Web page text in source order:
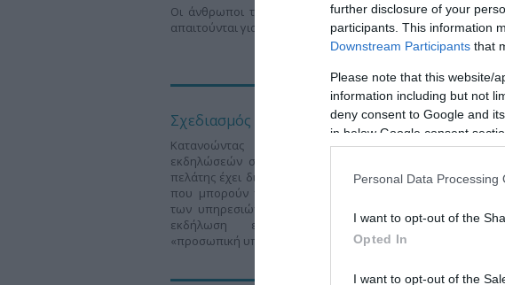
further disclosure of your
participants. This information
Downstream Participants that
Please note that this website/
information including but not
deny consent to Google and
in below Google consent
Personal Data Processing
I want to opt-out of the
Opted In
I want to opt-out of the
Οι άνθρωποι της Free Spirit διαθέτουν τόσο το
απαιτούνται για τη συνδυαστική εφαρμογή και τον άριστο
Σχεδιασμός Εκδηλώσεων
Κατανοώντας πλήρως τη σημασία των
εκδηλώσεών σας και γνωρίζοντας ότι ο κάθε
πελάτης έχει διαφορετικές ανάγκες και στόχους
που μπορούν να επιτευχθούν από το πλήθος
των υπηρεσιών της εταιρίας, για εμάς η κάθε
εκδήλωση εξατομικεύεται και γίνεται
«προσωπική υπόθεση».
Η Free